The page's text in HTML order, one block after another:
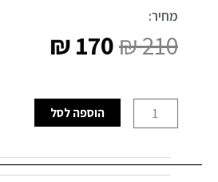
מחיר:
₪210
המקורי
היה:
₪ 210.
₪170
הנוכחי
הוא:
₪ 170.
של
וופל
הוספה לסל